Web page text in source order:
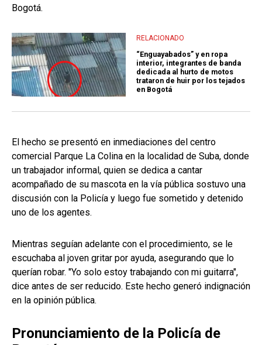
Bogotá.
RELACIONADO
“Enguayabados” y en ropa
interior, integrantes de banda
dedicada al hurto de motos
trataron de huir por los tejados
en Bogotá
El hecho se presentó en inmediaciones del centro
comercial Parque La Colina en la localidad de Suba, donde
un trabajador informal, quien se dedica a cantar
acompañado de su mascota en la vía pública sostuvo una
discusión con la Policía y luego fue sometido y detenido
uno de los agentes.
Mientras seguían adelante con el procedimiento, se le
escuchaba al joven gritar por ayuda, asegurando que lo
querían robar. "Yo solo estoy trabajando con mi guitarra",
dice antes de ser reducido. Este hecho generó indignación
en la opinión pública.
Pronunciamiento de la Policía de